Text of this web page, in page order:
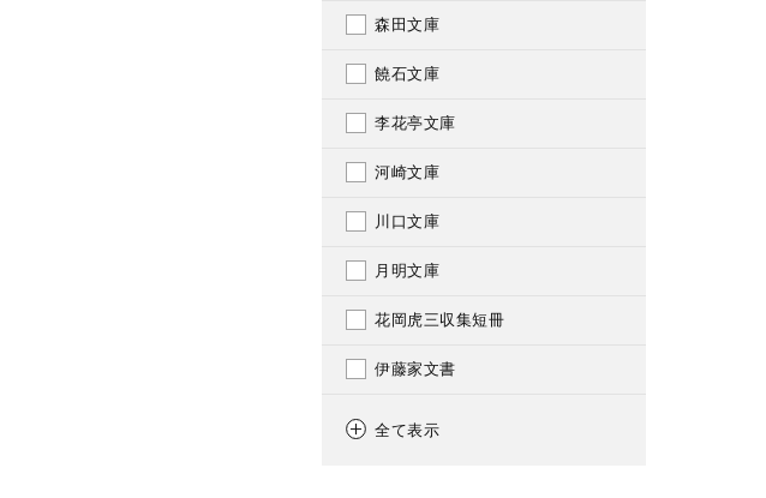
1935
1936
1939
1941
1942
1943
1944
1945
1946
209
森田文庫
饒石文庫
李花亭文庫
河崎文庫
川口文庫
月明文庫
花岡虎三収集短冊
伊藤家文書
中田邦造関係資料
全て表示